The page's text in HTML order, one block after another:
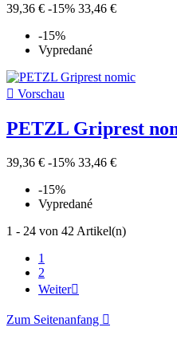
39,36 € -15% 33,46 €
-15%
Vypredané
 Vorschau
PETZL Griprest
39,36 € -15% 33,46 €
-15%
Vypredané
1 - 24 von 42 Artikel(n)
1
2
Weiter
Zum Seitenanfang 